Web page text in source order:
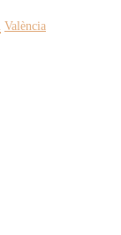
València